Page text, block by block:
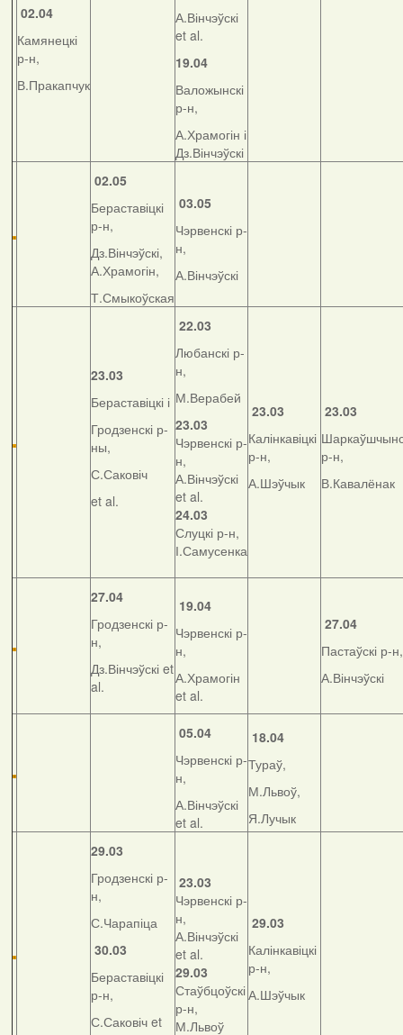
02.04
Камянецкі
р-н,
В.Пракапчук
А.Вінчэўскі
et al.
19.04
Валожынскі
р-н,
А.Храмогін і
Дз.Вінчэўскі
02.05
Бераставіцкі
р-н,
Дз.Вінчэўскі,
А.Храмогін,
Т.Смыкоўская
03.05
Чэрвенскі р-
н,
А.Вінчэўскі
23.03
Бераставіцкі і
Гродзенскі р-
ны,
С.Саковіч
et al.
22.03
Любанскі р-
н,
М.Верабей
23.03
Чэрвенскі р-
н,
А.Вінчэўскі
et al.
24.03
Слуцкі р-н,
І.Самусенка
23.03
Калінкавіцкі
р-н,
А.Шэўчык
23.03
р-н,
В.Кавалёнак
27.04
Гродзенскі р-
н,
Дз.Вінчэўскі et
al.
19.04
Чэрвенскі р-
н,
А.Храмогін
et al.
27.04
Пастаўскі р-н,
А.Вінчэўскі
05.04
Чэрвенскі р-
н,
А.Вінчэўскі
et al.
18.04
Тураў,
М.Львоў,
Я.Лучык
29.03
Гродзенскі р-
н,
С.Чарапіца
30.03
Бераставіцкі
р-н,
С.Саковіч et
23.03
Чэрвенскі р-
н,
А.Вінчэўскі
et al.
29.03
Стаўбцоўскі
р-н,
М.Львоў
29.03
Калінкавіцкі
р-н,
А.Шэўчык